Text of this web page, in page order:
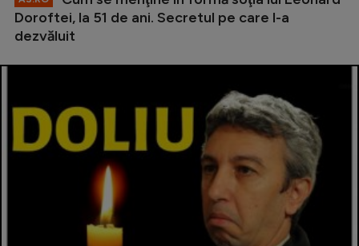
Doroftei, la 51 de ani. Secretul pe care l-a
dezvăluit